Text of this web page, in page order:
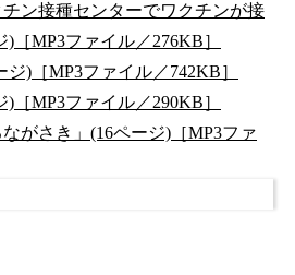
ン接種センターでワクチンが接
［MP3ファイル／276KB］
)［MP3ファイル／742KB］
［MP3ファイル／290KB］
がさき」(16ページ)［MP3ファ